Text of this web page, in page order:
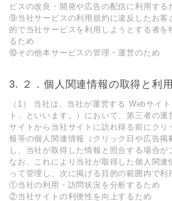
ビスの改良・開発や広告の配信に利⽤する
⑨当社サービスの利⽤規約に違反したお客
的で当社サービスを利⽤しようとする者を
るため
⑩その他本サービスの管理・運営のため
２．個⼈関連情報の取得と利⽤
（1） 当社は、当社が運営する Webサイ
ト」といいます。）において、第三者の
サイトから当社サイトに訪れ得る前にクリ
報等の個⼈関連情報（クリック⽇や広告掲
し、当社が取得した情報と照合する場合が
なお、これにより当社が取得した個⼈関連
って管理し、次に掲げる⽬的の範囲内で利
①当社の利⽤・訪問状況を分析するため
②当社サイトの利便性を向上するため